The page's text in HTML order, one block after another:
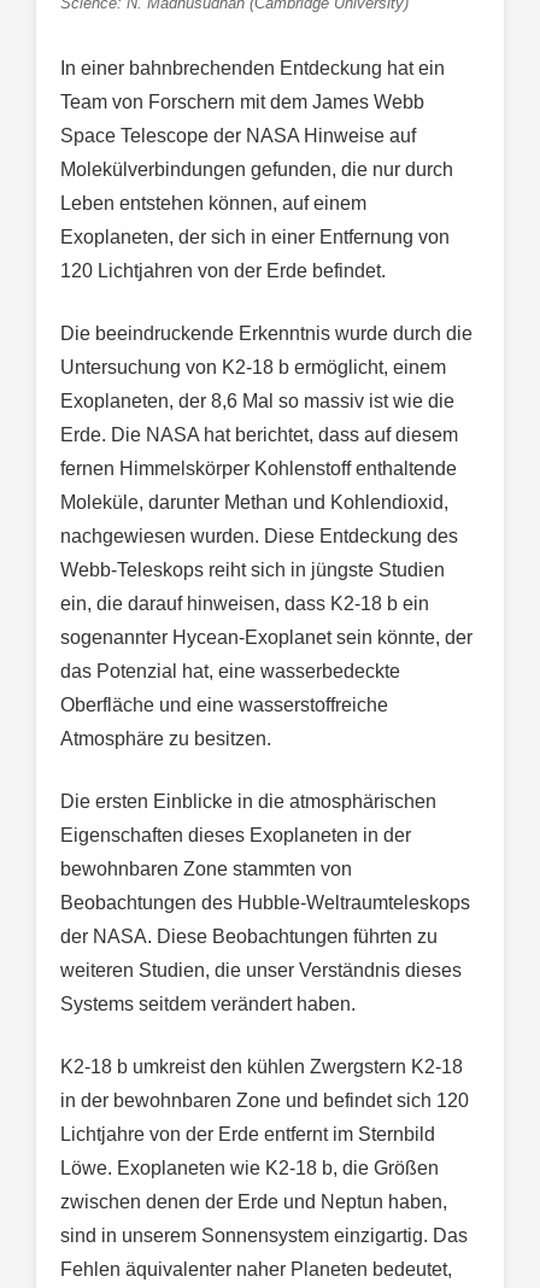
In einer bahnbrechenden Entdeckung hat ein
Team von Forschern mit dem James Webb
Space Telescope der NASA Hinweise auf
Molekülverbindungen gefunden, die nur durch
Leben entstehen können, auf einem
Exoplaneten, der sich in einer Entfernung von
120 Lichtjahren von der Erde befindet.
Die beeindruckende Erkenntnis wurde durch die
Untersuchung von K2-18 b ermöglicht, einem
Exoplaneten, der 8,6 Mal so massiv ist wie die
Erde. Die NASA hat berichtet, dass auf diesem
fernen Himmelskörper Kohlenstoff enthaltende
Moleküle, darunter Methan und Kohlendioxid,
nachgewiesen wurden. Diese Entdeckung des
Webb-Teleskops reiht sich in jüngste Studien
ein, die darauf hinweisen, dass K2-18 b ein
sogenannter Hycean-Exoplanet sein könnte, der
das Potenzial hat, eine wasserbedeckte
Oberfläche und eine wasserstoffreiche
Atmosphäre zu besitzen.
Die ersten Einblicke in die atmosphärischen
Eigenschaften dieses Exoplaneten in der
bewohnbaren Zone stammten von
Beobachtungen des Hubble-Weltraumteleskops
der NASA. Diese Beobachtungen führten zu
weiteren Studien, die unser Verständnis dieses
Systems seitdem verändert haben.
K2-18 b umkreist den kühlen Zwergstern K2-18
in der bewohnbaren Zone und befindet sich 120
Lichtjahre von der Erde entfernt im Sternbild
Löwe. Exoplaneten wie K2-18 b, die Größen
zwischen denen der Erde und Neptun haben,
sind in unserem Sonnensystem einzigartig. Das
Fehlen äquivalenter naher Planeten bedeutet,